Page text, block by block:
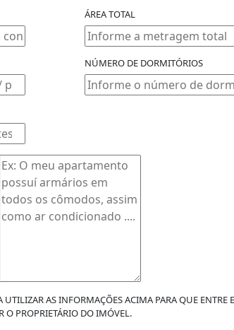
ÁREA TOTAL
NÚMERO DE DORMITÓRIOS
AS INFORMAÇÕES ACIMA PARA QUE ENTRE
O PROPRIETÁRIO DO IMÓVEL.